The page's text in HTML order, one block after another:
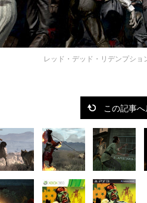
レッド・デッド・リデンプシ
この記事